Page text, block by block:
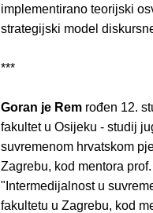
implementirano teorijski
strategijski model
***
Goran je Rem rođen 12.
fakultet u Osijeku - studij
suvremenom hrvatskom
Zagrebu, kod mentora
"Intermedijalnost u
fakultetu u Zagrebu, kod